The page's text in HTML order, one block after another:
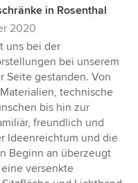
in Rosenthal
2020
uns bei der
bei unserem
Seite gestanden. Von
technische
bis hin zur
freundlich und
Ideenreichtum und die
Beginn an überzeugt
versenkte